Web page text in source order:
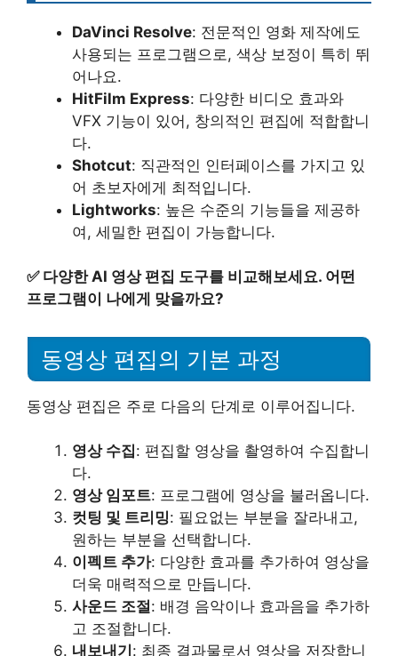
DaVinci Resolve: 전문적인 영화 제작에도
사용되는 프로그램으로, 색상 보정이 특히 뛰
어나요.
HitFilm Express: 다양한 비디오 효과와
VFX 기능이 있어, 창의적인 편집에 적합합니
다.
Shotcut: 직관적인 인터페이스를 가지고 있
어 초보자에게 최적입니다.
Lightworks: 높은 수준의 기능들을 제공하
여, 세밀한 편집이 가능합니다.
✅ 다양한 AI 영상 편집 도구를 비교해보세요. 어떤
프로그램이 나에게 맞을까요?
동영상 편집의 기본 과정
동영상 편집은 주로 다음의 단계로 이루어집니다.
영상 수집: 편집할 영상을 촬영하여 수집합니
다.
영상 임포트: 프로그램에 영상을 불러옵니다.
컷팅 및 트리밍: 필요없는 부분을 잘라내고,
원하는 부분을 선택합니다.
이펙트 추가: 다양한 효과를 추가하여 영상을
더욱 매력적으로 만듭니다.
사운드 조절: 배경 음악이나 효과음을 추가하
고 조절합니다.
내보내기 : 최종 결과물로서 영상을 저장합니